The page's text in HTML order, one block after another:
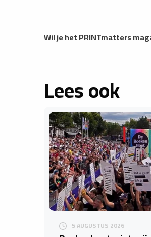
Wil je het PRINTmatters
Lees ook
5 AUGUSTUS 2026